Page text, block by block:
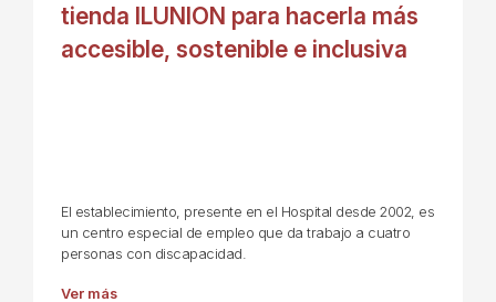
tienda ILUNION para hacerla más
accesible, sostenible e inclusiva
El establecimiento, presente en el Hospital desde 2002, es
un centro especial de empleo que da trabajo a cuatro
personas con discapacidad.
Ver más